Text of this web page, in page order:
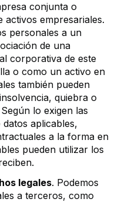
conjunta o
activos empresariales.
personales a un
de una
corporativa de este
o como un activo en
también pueden
quiebra o
lo exigen las
aplicables,
a la forma en
pueden utilizar los
legales. Podemos
a terceros, como